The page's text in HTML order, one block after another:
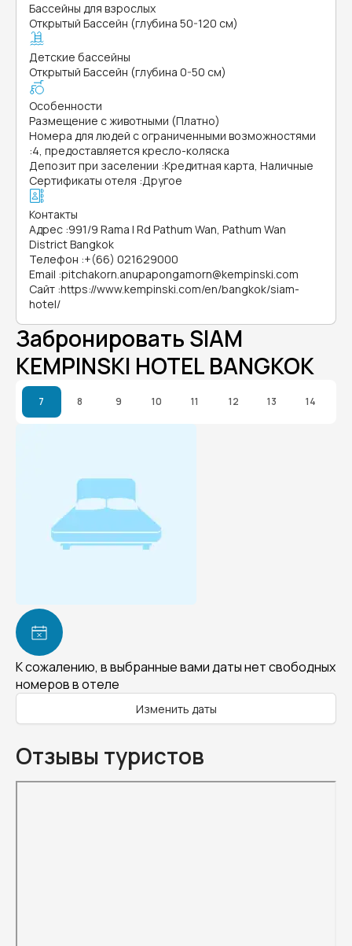
Бассейны для взрослых
Открытый Бассейн (глубина 50-120 см)
Детские бассейны
Открытый Бассейн (глубина 0-50 см)
Особенности
Размещение с животными (Платно)
Номера для людей с ограниченными возможностями
:4, предоставляется кресло-коляска
Депозит при заселении :Кредитная карта, Наличные
Сертификаты отеля :Другое
Контакты
Адрес :991/9 Rama I Rd Pathum Wan, Pathum Wan
District Bangkok
Телефон :+(66) 021629000
Email :pitchakorn.anupapongamorn@kempinski.com
Сайт :https://www.kempinski.com/en/bangkok/siam-
hotel/
Забронировать SIAM
KEMPINSKI HOTEL BANGKOK
7 8 9 10 11 12 13 14
К сожалению, в выбранные вами даты нет свободных
номеров в отеле
Изменить даты
Отзывы туристов